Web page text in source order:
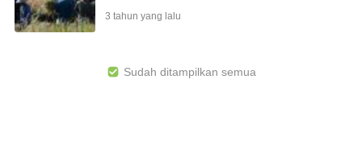
3 tahun yang lalu
Sudah ditampilkan semua